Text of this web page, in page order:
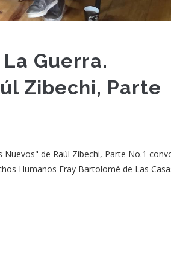
Guerra.
Zibechi, Parte
de Raúl Zibechi, Parte No.1
Humanos Fray Bartolomé de Las